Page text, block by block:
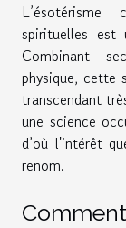
spirituelles est
Combinant
physique, cette
transcendant
une science
d’où l'intérêt
renom.